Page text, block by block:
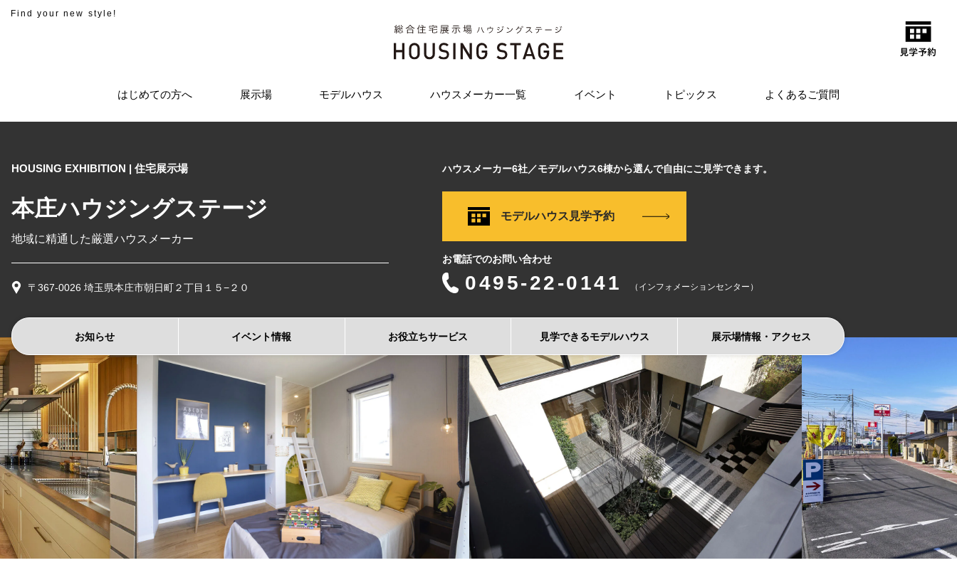
Find your new style!
はじめての方へ 展示場 モデルハウス ハウスメーカー一覧 イベント トピックス よくあるご質問
HOUSING EXHIBITION | 住宅展示場
本庄ハウジングステージ
地域に精通した厳選ハウスメーカー
〒367-0026 埼玉県本庄市朝日町２丁目１５−２０
ハウスメーカー6社／モデルハウス6棟から選んで自由にご見学できます。
モデルハウス見学予約
お電話でのお問い合わせ
0495-22-0141 （インフォメーションセンター）
お知らせ イベント情報 お役立ちサービス 見学できるモデルハウス 展示場情報 ・ アクセス